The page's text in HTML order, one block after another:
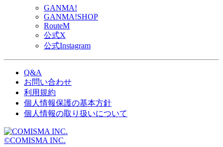
GANMA!
GANMA!SHOP
RouteM
公式X
公式Instagram
Q&A
お問い合わせ
利用規約
個人情報保護の基本方針
個人情報の取り扱いについて
©COMISMA INC.